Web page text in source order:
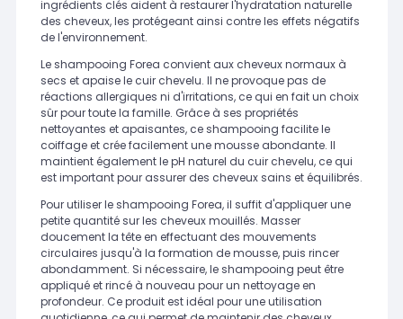
ingrédients clés aident à restaurer l'hydratation naturelle
des cheveux, les protégeant ainsi contre les effets négatifs
de l'environnement.
Le shampooing Forea convient aux cheveux normaux à
secs et apaise le cuir chevelu. Il ne provoque pas de
réactions allergiques ni d'irritations, ce qui en fait un choix
sûr pour toute la famille. Grâce à ses propriétés
nettoyantes et apaisantes, ce shampooing facilite le
coiffage et crée facilement une mousse abondante. Il
maintient également le pH naturel du cuir chevelu, ce qui
est important pour assurer des cheveux sains et équilibrés.
Pour utiliser le shampooing Forea, il suffit d'appliquer une
petite quantité sur les cheveux mouillés. Masser
doucement la tête en effectuant des mouvements
circulaires jusqu'à la formation de mousse, puis rincer
abondamment. Si nécessaire, le shampooing peut être
appliqué et rincé à nouveau pour un nettoyage en
profondeur. Ce produit est idéal pour une utilisation